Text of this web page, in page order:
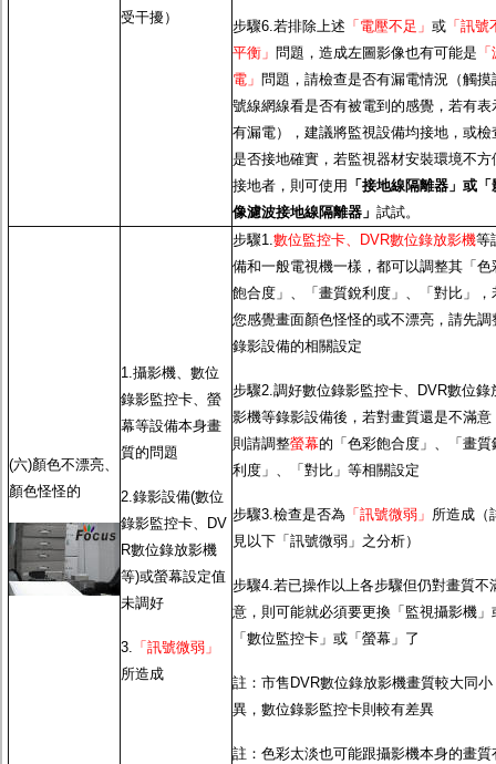
受干擾）
步驟6.若排除上述 「電壓不足」 或 「訊號
平衡」 問題，造成左圖影像也有可能是
電」 問題，請檢查是否有漏電情況（觸摸
號線網線看是否有被電到的感覺，若有表
有漏電），建議將監視設備均接地，或檢
是否接地確實，若監視器材安裝環境不方
接地者，則可使用 「接地線隔離器」或「
像濾波接地線隔離器」 試試。
(六)顏色不漂亮、
顏色怪怪的
1.攝影機、數位
錄影監控卡、螢
幕等設備本身畫
質的問題
2.錄影設備(數位
錄影監控卡、DV
R數位錄放影機
等)或螢幕設定值
未調好
3.
「訊號微弱」
所造成
步驟1. 數位監控卡、DVR數位錄放影機等
備和一般電視機一樣，都可以調整其「色
飽合度」、「畫質銳利度」、「對比」，
您感覺畫面顏色怪怪的或不漂亮，請先調
錄影設備的相關設定
步驟2.調好數位錄影監控卡、DVR數位錄
影機等錄影設備後，若對畫質還是不滿意
則請調整螢幕的「色彩飽合度」、「畫質
利度」、「對比」等相關設定
步驟3.檢查是否為 「訊號微弱」 所造成（
見以下「訊號微弱」之分析）
步驟4.若已操作以上各步驟但仍對畫質不
意，則可能就必須要更換「監視攝影機」
「數位監控卡」或「螢幕」了
註：市售DVR數位錄放影機畫質較大同小
異，數位錄影監控卡則較有差異
註：色彩太淡也可能跟攝影機本身的畫質